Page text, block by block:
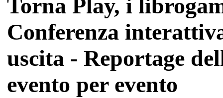
Torna Play, i
Conferenza
uscita - Reportage
evento per evento